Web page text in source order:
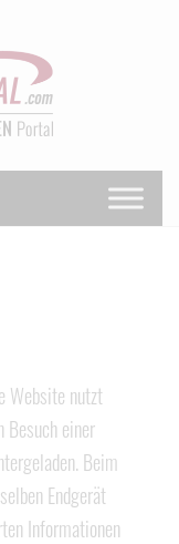
Website nutzt
Besuch einer
Beim
Endgerät
Informationen